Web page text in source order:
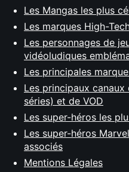
Les Mangas les plus
Les marques High-
Les personnages de
vidéoludiques
Les principales
Les principaux
séries) et de VOD
Les super-héros les
Les super-héros
associés
Mentions Légales